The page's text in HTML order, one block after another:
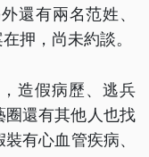
還有兩名范姓、
押，尚未約談。
造假病歷、逃兵
還有其他人也找
有心血管疾病、